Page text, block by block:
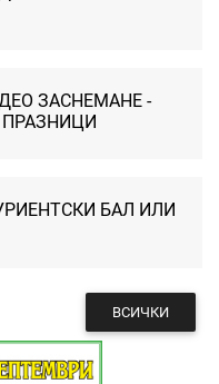
ЗАСНЕМАНЕ -
ПРАЗНИЦИ
БАЛ ИЛИ
ВСИЧКИ